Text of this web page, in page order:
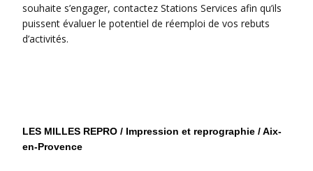
souhaite s’engager, contactez Stations Services afin qu’ils
puissent évaluer le potentiel de réemploi de vos rebuts
d’activités.
LES MILLES REPRO / Impression et reprographie / Aix-
en-Provence